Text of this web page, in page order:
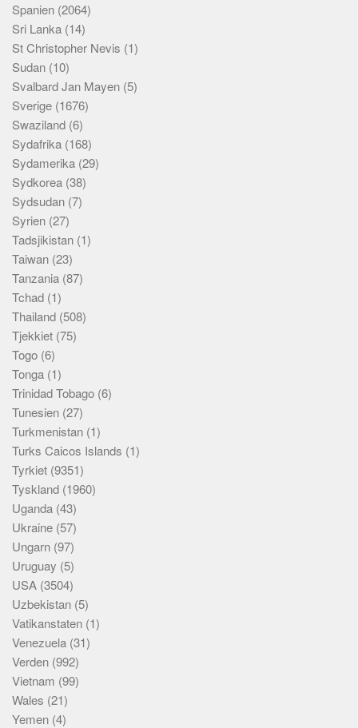
Spanien (2064)
Sri Lanka (14)
St Christopher Nevis (1)
Sudan (10)
Svalbard Jan Mayen (5)
Sverige (1676)
Swaziland (6)
Sydafrika (168)
Sydamerika (29)
Sydkorea (38)
Sydsudan (7)
Syrien (27)
Tadsjikistan (1)
Taiwan (23)
Tanzania (87)
Tchad (1)
Thailand (508)
Tjekkiet (75)
Togo (6)
Tonga (1)
Trinidad Tobago (6)
Tunesien (27)
Turkmenistan (1)
Turks Caicos Islands (1)
Tyrkiet (9351)
Tyskland (1960)
Uganda (43)
Ukraine (57)
Ungarn (97)
Uruguay (5)
USA (3504)
Uzbekistan (5)
Vatikanstaten (1)
Venezuela (31)
Verden (992)
Vietnam (99)
Wales (21)
Yemen (4)